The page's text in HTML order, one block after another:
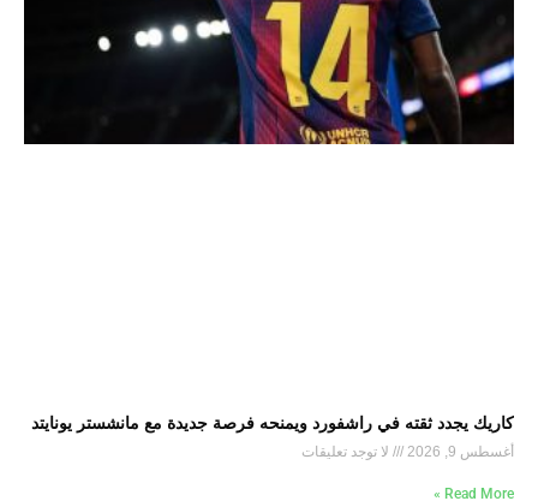
كاريك يجدد ثقته في راشفورد ويمنحه فرصة جديدة مع مانشستر يونايتد
أغسطس 9, 2026 لا توجد تعليقات
Read More »